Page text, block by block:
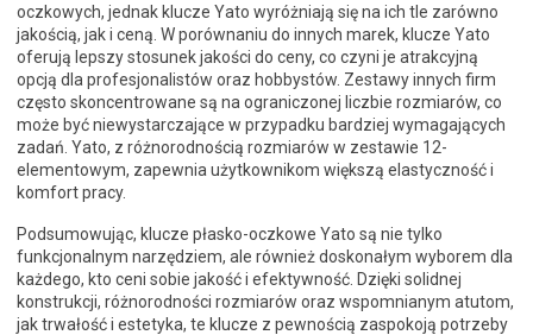
oczkowych, jednak klucze Yato wyróżniają się na ich tle zarówno
jakością, jak i ceną. W porównaniu do innych marek, klucze Yato
oferują lepszy stosunek jakości do ceny, co czyni je atrakcyjną
opcją dla profesjonalistów oraz hobbystów. Zestawy innych firm
często skoncentrowane są na ograniczonej liczbie rozmiarów, co
może być niewystarczające w przypadku bardziej wymagających
zadań. Yato, z różnorodnością rozmiarów w zestawie 12-
elementowym, zapewnia użytkownikom większą elastyczność i
komfort pracy.
Podsumowując, klucze płasko-oczkowe Yato są nie tylko
funkcjonalnym narzędziem, ale również doskonałym wyborem dla
każdego, kto ceni sobie jakość i efektywność. Dzięki solidnej
konstrukcji, różnorodności rozmiarów oraz wspomnianym atutom,
jak trwałość i estetyka, te klucze z pewnością zaspokoją potrzeby